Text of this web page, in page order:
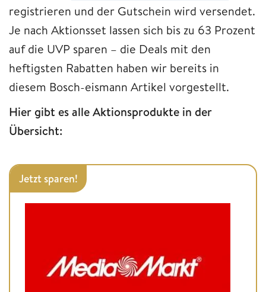
registrieren und der Gutschein wird versendet.
Je nach Aktionsset lassen sich bis zu 63 Prozent
auf die UVP sparen – die Deals mit den
heftigsten Rabatten haben wir bereits in
diesem Bosch-eismann Artikel vorgestellt.
Hier gibt es alle Aktionsprodukte in der
Übersicht:
Jetzt sparen!